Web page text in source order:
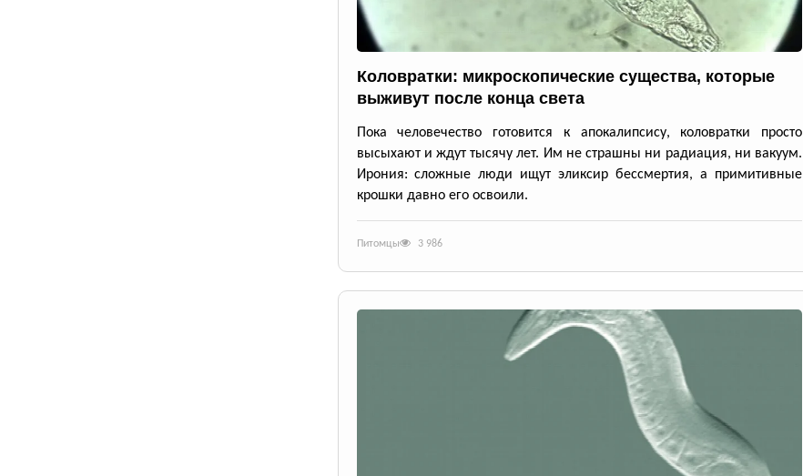
Коловратки: микроскопические существа, которые
выживут после конца света
Пока человечество готовится к апокалипсису, коловратки просто
высыхают и ждут тысячу лет. Им не страшны ни радиация, ни вакуум.
Ирония: сложные люди ищут эликсир бессмертия, а примитивные
крошки давно его освоили.
Питомцы 3 986